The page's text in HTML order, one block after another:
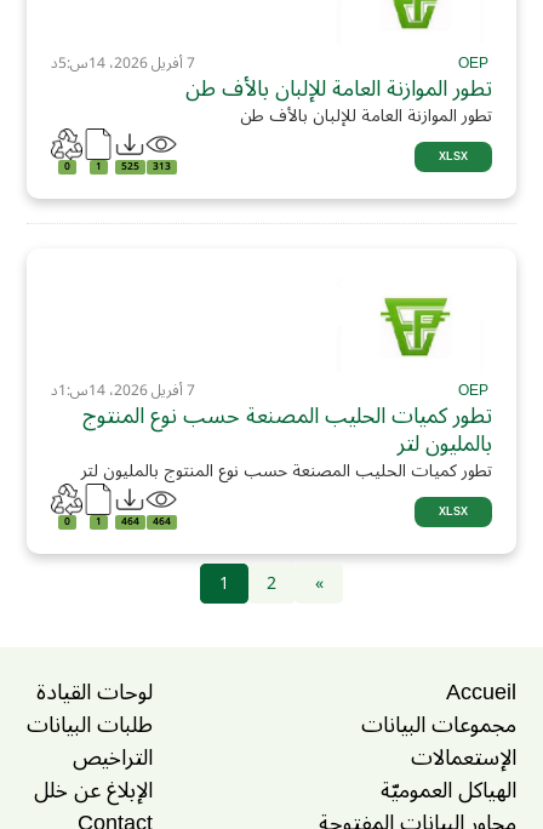
OEP 7 أفريل 2026، 14س:5د
تطور الموازنة العامة للإلبان بالأف طن
تطور الموازنة العامة للإلبان بالأف طن
XLSX
313
525
1
0
OEP 7 أفريل 2026، 14س:1د
تطور كميات الحليب المصنعة حسب نوع المنتوج
بالمليون لتر
تطور كميات الحليب المصنعة حسب نوع المنتوج بالمليون لتر
XLSX
464
464
1
0
1 2 »
Accueil
مجموعات البيانات
الإستعمالات
الهياكل العموميّة
لوحات القيادة
طلبات البيانات
التراخيص
الإبلاغ عن خلل